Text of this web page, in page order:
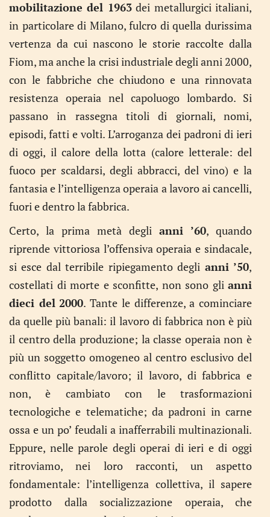
mobilitazione del 1963dei metallurgici italiani,
in particolare di Milano, fulcro di quella durissima
vertenza da cui nascono le storie raccolte dalla
Fiom, ma anche la crisi industriale degli anni 2000,
con le fabbriche che chiudono e una rinnovata
resistenza operaia nel capoluogo lombardo. Si
passano in rassegna titoli di giornali, nomi,
episodi, fatti e volti. L’arroganza dei padroni di ieri
di oggi, il calore della lotta (calore letterale: del
fuoco per scaldarsi, degli abbracci, del vino) e la
fantasia e l’intelligenza operaia a lavoro ai cancelli,
fuori e dentro la fabbrica.
Certo, la prima metà degli anni ’60, quando
riprende vittoriosa l’offensiva operaia e sindacale,
si esce dal terribile ripiegamento degli anni ’50,
costellati di morte e sconfitte, non sono gli anni
dieci del 2000. Tante le differenze, a cominciare
da quelle più banali: il lavoro di fabbrica non è più
il centro della produzione; la classe operaia non è
più un soggetto omogeneo al centro esclusivo del
conflitto capitale/lavoro; il lavoro, di fabbrica e
non, è cambiato con le trasformazioni
tecnologiche e telematiche; da padroni in carne
ossa e un po’ feudali a inafferrabili multinazionali.
Eppure, nelle parole degli operai di ieri e di oggi
ritroviamo, nei loro racconti, un aspetto
fondamentale: l’intelligenza collettiva, il sapere
prodotto dalla socializzazione operaia, che